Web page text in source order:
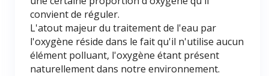
convient de réguler.
L'atout majeur du traitement de l'eau par
l'oxygène réside dans le fait qu'il n'utilise aucun
élément polluant, l'oxygène étant présent
naturellement dans notre environnement.